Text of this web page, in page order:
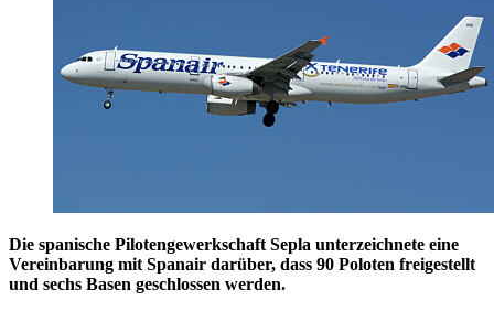
Die spanische Pilotengewerkschaft Sepla unterzeichnete eine
Vereinbarung mit Spanair darüber, dass 90 Poloten freigestellt
und sechs Basen geschlossen werden.